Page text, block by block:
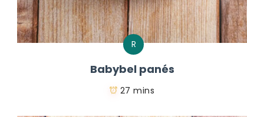
R
Babybel panés
27 mins